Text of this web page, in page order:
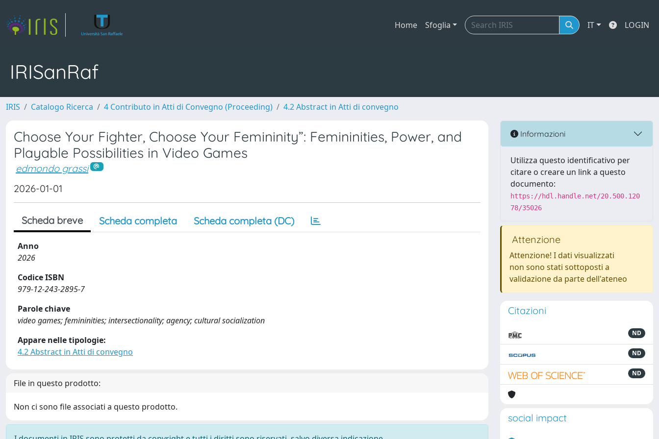
Home Sfoglia IT LOGIN
IRISanRaf
IRIS Catalogo Ricerca 4 Contributo in Atti di Convegno (Proceeding) 4.2 Abstract in Atti di convegno
Choose Your Fighter, Choose Your Femininity”: Femininities, Power, and
Playable Possibilities in Video Games
edmondo grassi
2026-01-01
Scheda breve Scheda completa Scheda completa (DC)
Anno
2026
Codice ISBN
979-12-243-2895-7
Parole chiave
video games; femininities; intersectionality; agency; cultural socialization
Appare nelle tipologie:
4.2 Abstract in Atti di convegno
File in questo prodotto:
Non ci sono file associati a questo prodotto.
Informazioni
Utilizza questo identificativo per
citare o creare un link a questo
documento:
https://hdl.handle.net/20.500.120
78/35026
Attenzione
Attenzione! I dati visualizzati
non sono stati sottoposti a
validazione da parte dell'ateneo
Citazioni
ND
ND
ND
social impact